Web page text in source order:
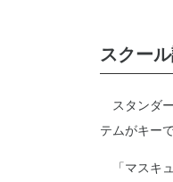
スクー
スタンダ
テムがキー
「マスキ